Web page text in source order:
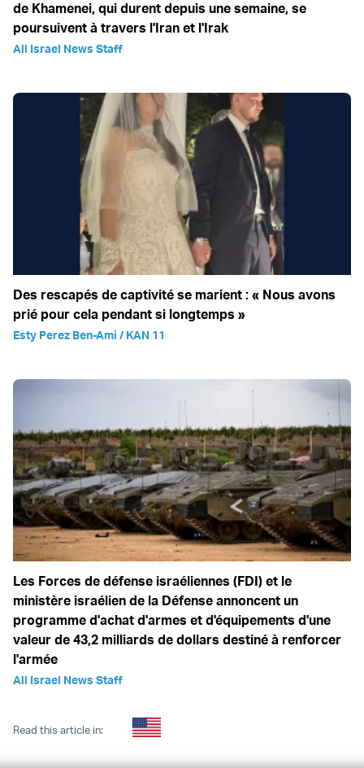
de Khamenei, qui durent depuis une semaine, se
poursuivent à travers l'Iran et l'Irak
All Israel News Staff
Des rescapés de captivité se marient : « Nous avons
prié pour cela pendant si longtemps »
Esty Perez Ben-Ami / KAN 11
Les Forces de défense israéliennes (FDI) et le
ministère israélien de la Défense annoncent un
programme d'achat d'armes et d'équipements d'une
valeur de 43,2 milliards de dollars destiné à renforcer
l'armée
All Israel News Staff
Read this article in: